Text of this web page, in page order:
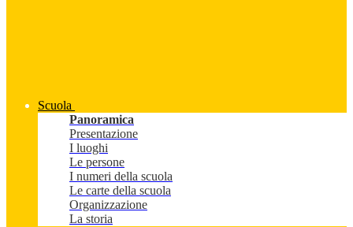
Scuola
Panoramica
Presentazione
I luoghi
Le persone
I numeri della scuola
Le carte della scuola
Organizzazione
La storia